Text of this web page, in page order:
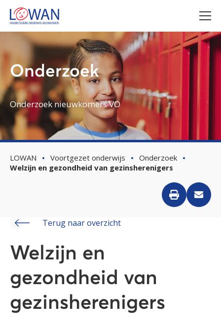
Onderzoek
Onderzoek nieuwkomers VO
LOWAN Voortgezet onderwijs
Onderzoek
Welzijn en gezondheid van gezinsherenigers
Terug naar overzicht
Welzijn en
gezondheid van
gezinsherenigers